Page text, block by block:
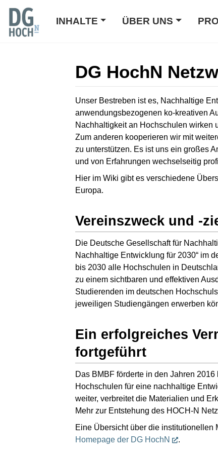
INHALTE ÜBER UNS
DG HochN
Wechseln zu:Navigation,Suche
Unser Bestreben ist es, Nachhaltige
anwendungsbezogenen ko-kreativen
Nachhaltigkeit an Hochschulen wirken
Zum anderen kooperieren wir mit
zu unterstützen. Es ist uns ein großes
und von Erfahrungen wechselseitig
Hier im Wiki gibt es verschiedene
Europa.
Vereinszweck und -
Die Deutsche Gesellschaft für
Nachhaltige Entwicklung für 2030“ im
bis 2030 alle Hochschulen in
zu einem sichtbaren und effektiven
Studierenden im deutschen
jeweiligen Studiengängen erwerben
Ein erfolgreiches
fortgeführt
Das BMBF förderte in den Jahren
Hochschulen für eine nachhaltige
weiter, verbreitet die Materialien und
Mehr zur Entstehung des HOCH-N
Eine Übersicht über die institutionellen
Homepage der DG HochN
.